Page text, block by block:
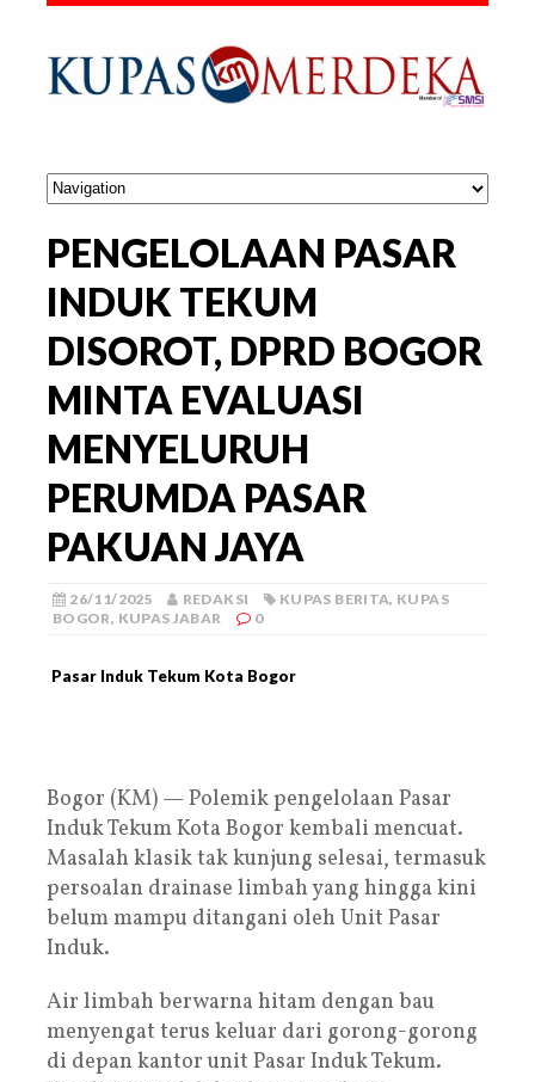
PENGELOLAAN PASAR
INDUK TEKUM
DISOROT, DPRD BOGOR
MINTA EVALUASI
MENYELURUH
PERUMDA PASAR
PAKUAN JAYA
26/11/2025 REDAKSI KUPAS BERITA, KUPAS
BOGOR, KUPAS JABAR 0
Pasar Induk Tekum Kota Bogor
Bogor (KM) — Polemik pengelolaan Pasar
Induk Tekum Kota Bogor kembali mencuat.
Masalah klasik tak kunjung selesai, termasuk
persoalan drainase limbah yang hingga kini
belum mampu ditangani oleh Unit Pasar
Induk.
Air limbah berwarna hitam dengan bau
menyengat terus keluar dari gorong-gorong
di depan kantor unit Pasar Induk Tekum.